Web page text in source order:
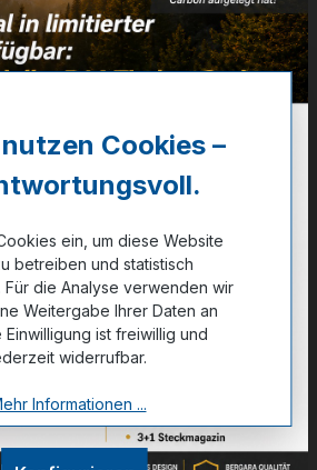
05004
Cookies –
ein, um diese Website
betreiben und statistisch
Für die Analyse verwenden wir
Weitergabe Ihrer Daten an
Einwilligung ist freiwillig und
widerrufbar.
Informationen ...